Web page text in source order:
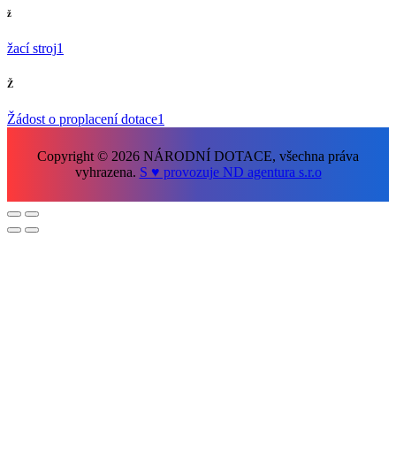
ž
žací stroj1
Ž
Žádost o proplacení dotace1
Copyright © 2026 NÁRODNÍ DOTACE, všechna práva
vyhrazena. S ♥ provozuje ND agentura s.r.o